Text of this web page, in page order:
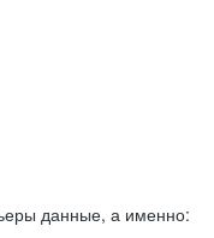
данные, а именно: